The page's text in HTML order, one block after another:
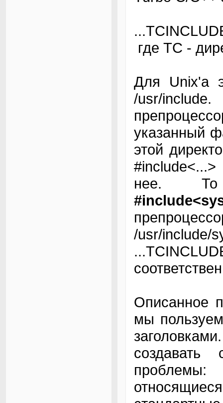
где ТС -
Для Unix'a
/usr/
указанный
этой
нее. То
/usr/
Описанное
мы
создавать